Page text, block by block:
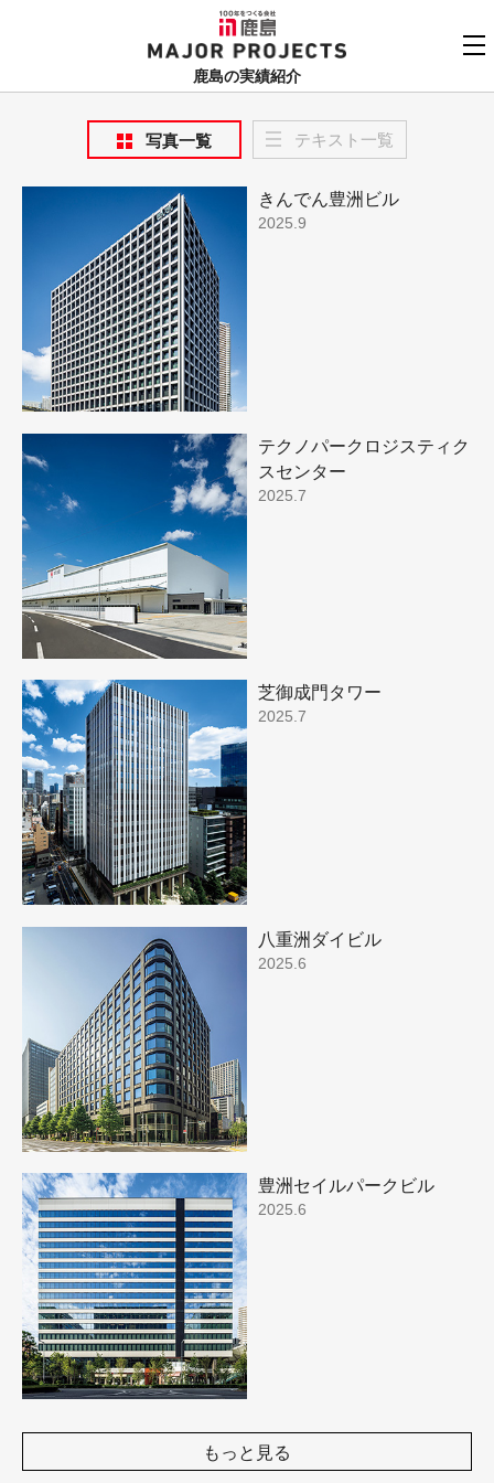
鹿島
MAJOR PROJECTS
鹿島の実績紹介
実績紹介TOP
用途でさがす
竣工年でさがす
地域でさがす
あいうえお順
関連リンク
鹿島建設株式会社
個人情報保護方針
お問い合わせ
写真一覧 テキスト一覧
きんでん豊洲ビル
2025.9
テクノパークロジスティク
スセンター
2025.7
芝御成門タワー
2025.7
八重洲ダイビル
2025.6
豊洲セイルパークビル
2025.6
もっと見る